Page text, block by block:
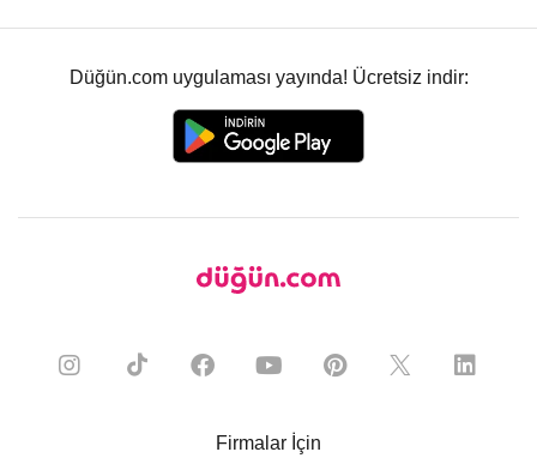
Düğün.com uygulaması yayında! Ücretsiz indir:
Firmalar İçin